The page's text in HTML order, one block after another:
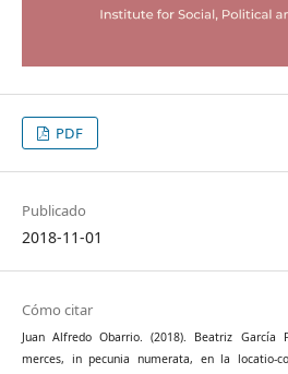
PDF
Publicado
2018-11-01
Cómo citar
Juan Alfredo Obarrio. (2018). Beatriz García
merces, in pecunia numerata, en la locatio-